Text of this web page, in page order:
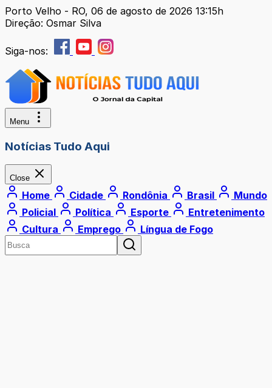
Porto Velho - RO, 06 de agosto de 2026 13:15h
Direção: Osmar Silva
Siga-nos:
Menu
Notícias Tudo Aqui
Close
Home Cidade Rondônia Brasil
Mundo
Policial
Política Esporte
Entretenimento
Cultura
Emprego Língua de Fogo